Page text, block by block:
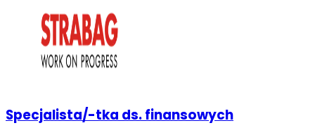
Specjalista/-tka ds. finansowych